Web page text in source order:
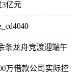
亿元
条龙舟竞渡迎端午
万借款公司实际控